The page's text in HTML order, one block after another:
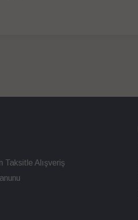
Taksitle Alışveriş